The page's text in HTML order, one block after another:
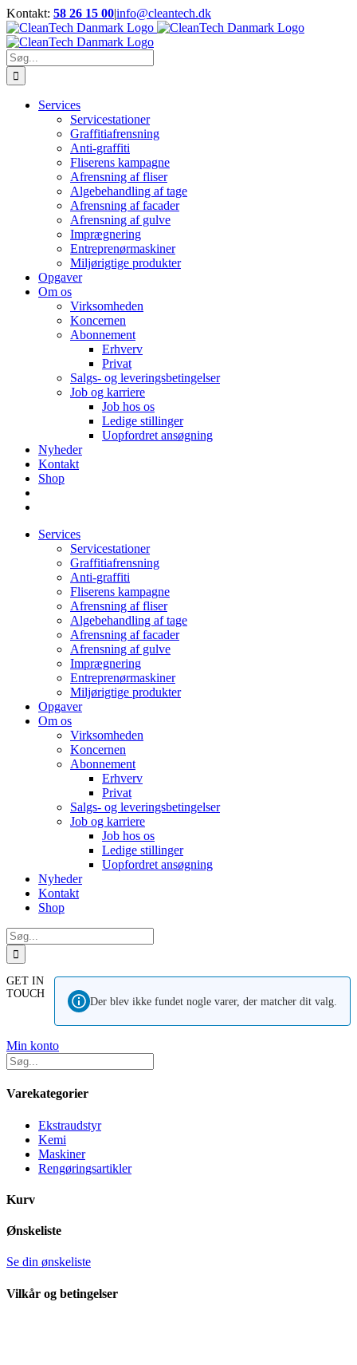
Skip
to
content
Kontakt: 58 26 15 00|info@cleantech.dk
Facebook
LinkedIn
YouTube
Søg
efter:
Services
Servicestationer
Graffitiafrensning
Anti-graffiti
Fliserens kampagne
Afrensning af fliser
Algebehandling af tage
Afrensning af facader
Afrensning af gulve
Imprægnering
Entreprenørmaskiner
Miljørigtige produkter
Opgaver
Om os
Virksomheden
Koncernen
Abonnement
Erhverv
Privat
Salgs- og leveringsbetingelser
Job og karriere
Job hos os
Ledige stillinger
Uopfordret ansøgning
Nyheder
Kontakt
Shop
Services
Servicestationer
Graffitiafrensning
Anti-graffiti
Fliserens kampagne
Afrensning af fliser
Algebehandling af tage
Afrensning af facader
Afrensning af gulve
Imprægnering
Entreprenørmaskiner
Miljørigtige produkter
Opgaver
Om os
Virksomheden
Koncernen
Abonnement
Erhverv
Privat
Salgs- og leveringsbetingelser
Job og karriere
Job hos os
Ledige stillinger
Uopfordret ansøgning
Nyheder
Kontakt
Shop
Søg
efter:
Der blev ikke fundet nogle varer, der matcher dit valg.
Min konto
Varekategorier
Ekstraudstyr
Kemi
Maskiner
Rengøringsartikler
Kurv
Ønskeliste
Se din ønskeliste
Vilkår og betingelser
GET IN
TOUCH